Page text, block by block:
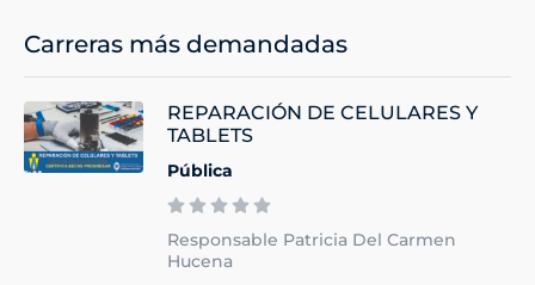
Carreras más demandadas
REPARACIÓN DE CELULARES Y
TABLETS
Pública
Responsable Patricia Del Carmen
Hucena